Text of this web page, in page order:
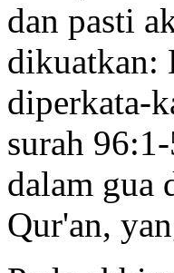
dan pasti
dikuatkan:
diperkata-
surah
dalam gua
Qur'an,